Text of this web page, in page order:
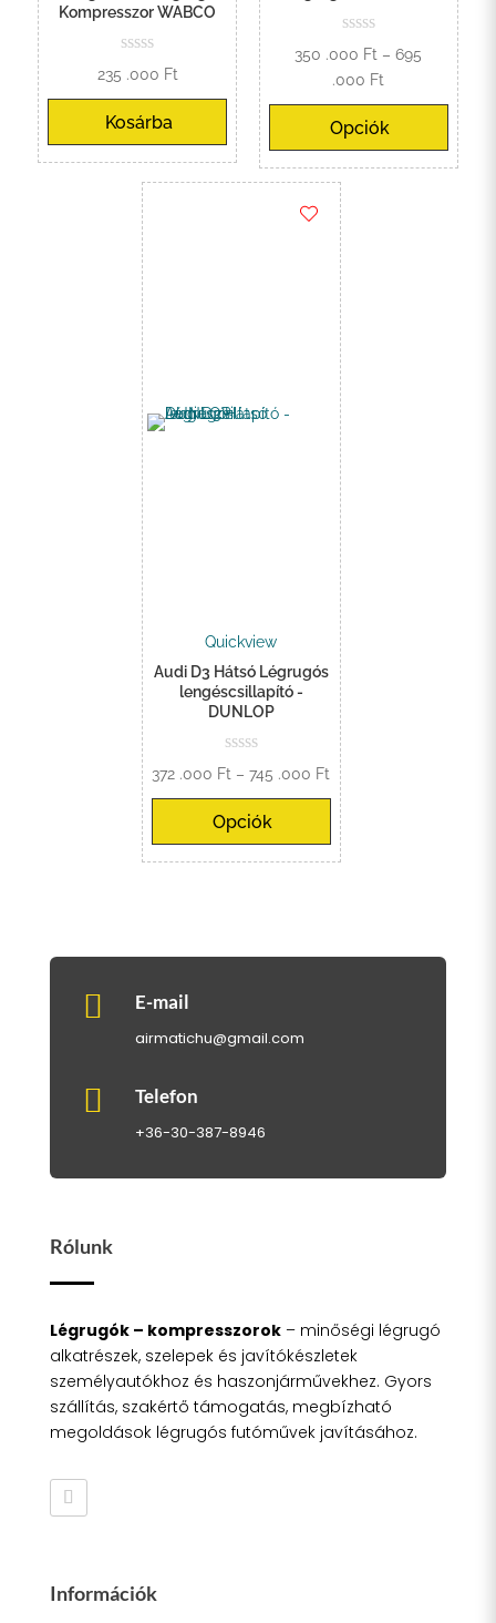
Kompresszor WABCO
235 .000 Ft
Kosárba
350 .000 Ft – 695
.000 Ft Ártartomány:
350
.000 Ft
-
Opciók
Quickview
Audi D3 Hátsó Légrugós
lengéscsillapító -
DUNLOP
372 .000 Ft – 745 .000 Ft Ártartomány:
372
.000 Ft
-
Opciók
 E-mail
airmatichu@gmail.com
 Telefon
+36-30-387-8946
Rólunk
Légrugók – kompresszorok– minőségi légrugó
alkatrészek, szelepek és javítókészletek
személyautókhoz és haszonjárművekhez. Gyors
szállítás, szakértő támogatás, megbízható
megoldások légrugós futóművek javításához.
Információk